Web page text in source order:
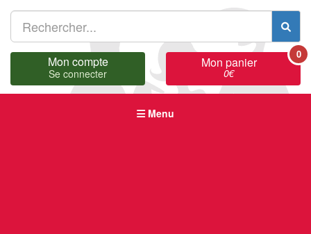
Mon compte
Se connecter
Mon panier
0€
0
Menu